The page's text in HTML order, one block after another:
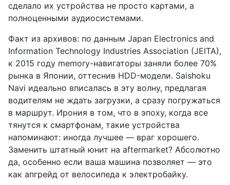
сделало их устройства не просто картами, а
полноценными аудиосистемами.
Факт из архивов: по данным Japan Electronics and
Information Technology Industries Association (JEITA),
к 2015 году memory-навигаторы заняли более 70%
рынка в Японии, оттеснив HDD-модели. Saishoku
Navi идеально вписалась в эту волну, предлагая
водителям не ждать загрузки, а сразу погружаться
в маршрут. Ирония в том, что в эпоху, когда все
тянутся к смартфонам, такие устройства
напоминают: иногда лучшее — враг хорошего.
Заменить штатный юнит на aftermarket? Абсолютно
да, особенно если ваша машина позволяет — это
как апгрейд от велосипеда к электробайку.